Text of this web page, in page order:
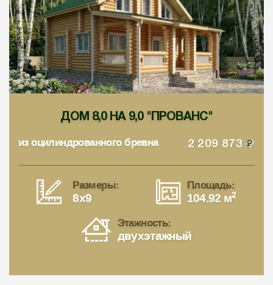
ДОМ 8,0 НА 9,0 "ПРОВАНС"
из оцилиндрованного бревна 2 209 873
Размеры:
8x9
Площадь:
104.92 м2
Этажность:
двухэтажный